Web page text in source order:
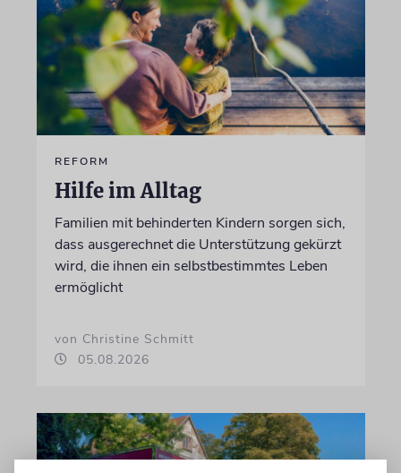
REFORM
Hilfe im Alltag
Familien mit behinderten Kindern sorgen sich,
dass ausgerechnet die Unterstützung gekürzt
wird, die ihnen ein selbstbestimmtes Leben
ermöglicht
von Christine Schmitt
05.08.2026